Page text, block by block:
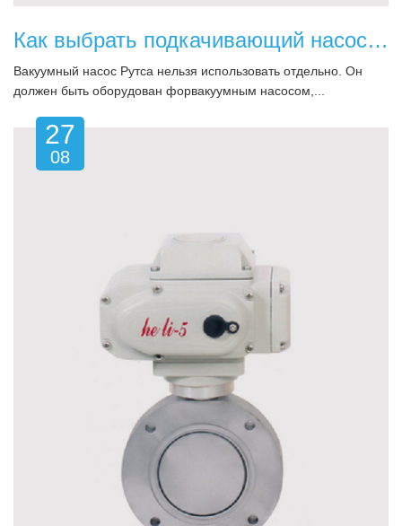
Как выбрать подкачивающий насос вакуумного насоса Рутса?
Вакуумный насос Рутса нельзя использовать отдельно. Он
должен быть оборудован форвакуумным насосом,...
27
08